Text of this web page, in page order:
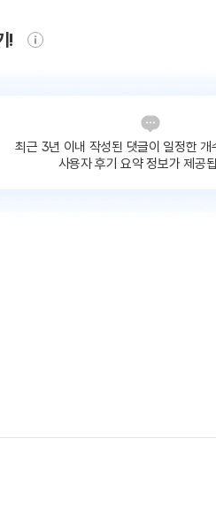
!
최근 3년 이내 작성된 댓글이 일정한 개
사용자 후기 요약 정보가 제공